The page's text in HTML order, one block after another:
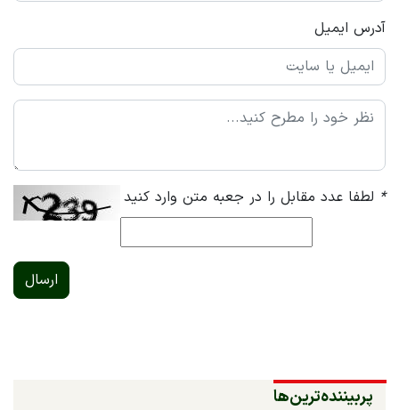
آدرس ایمیل
* لطفا عدد مقابل را در جعبه متن وارد کنید
ارسال
پربیننده‌ترین‌ها